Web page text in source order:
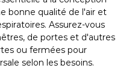
bonne qualité de l'air et
Assurez-vous
de portes et d'autres
ou fermées pour
selon les besoins.